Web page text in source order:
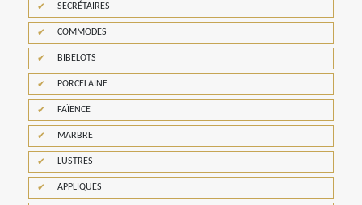
SECRÉTAIRES
COMMODES
BIBELOTS
PORCELAINE
FAÏENCE
MARBRE
LUSTRES
APPLIQUES